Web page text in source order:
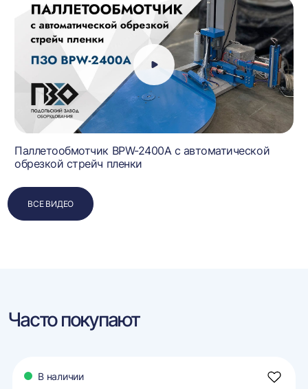
Паллетообмотчик BPW-2400A с автоматической
обрезкой стрейч пленки
ВСЕ ВИДЕО
Часто покупают
В наличии